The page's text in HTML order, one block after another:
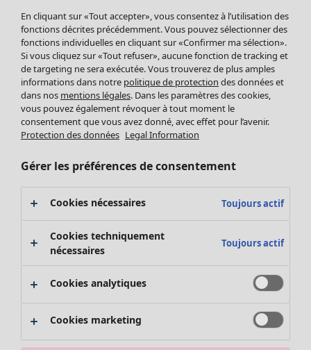
Leggings et collants
Accessoires
Chaussures
Vêtements de bain
Basics
Soldes Mobilier
Bonnes affaires déco
Décoration
Textiles
Tapis
Éponge
Promos SOLDES
Les promos de Gudrun Sjödén
Nouvel arrivage
Bonnes affaires en soldes - jusqu'à -70
En cliquant sur «Tout accepter», vous consentez à l’utilisation des
fonctions décrites précédemment. Vous pouvez sélectionner des
fonctions individuelles en cliquant sur «Confirmer ma sélection».
Si vous cliquez sur «Tout refuser», aucune fonction de tracking et
de targeting ne sera exécutée. Vous trouverez de plus amples
informations dans notre politique de protection des données et
dans nos mentions légales. Dans les paramètres des cookies,
vous pouvez également révoquer à tout moment le
consentement que vous avez donné, avec effet pour l’avenir.
Protection des données Legal Information
Gérer les préférences de consentement
Cookies nécessaires Toujours actif
Cookies techniquement
nécessaires
Toujours actif
Cookies analytiques
Cookies marketing